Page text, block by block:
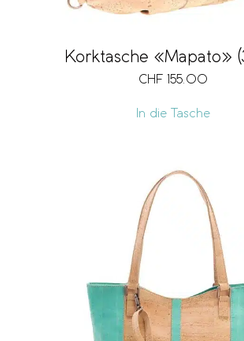
Korktasche «Mapato»
CHF 155.00
In die Tasche